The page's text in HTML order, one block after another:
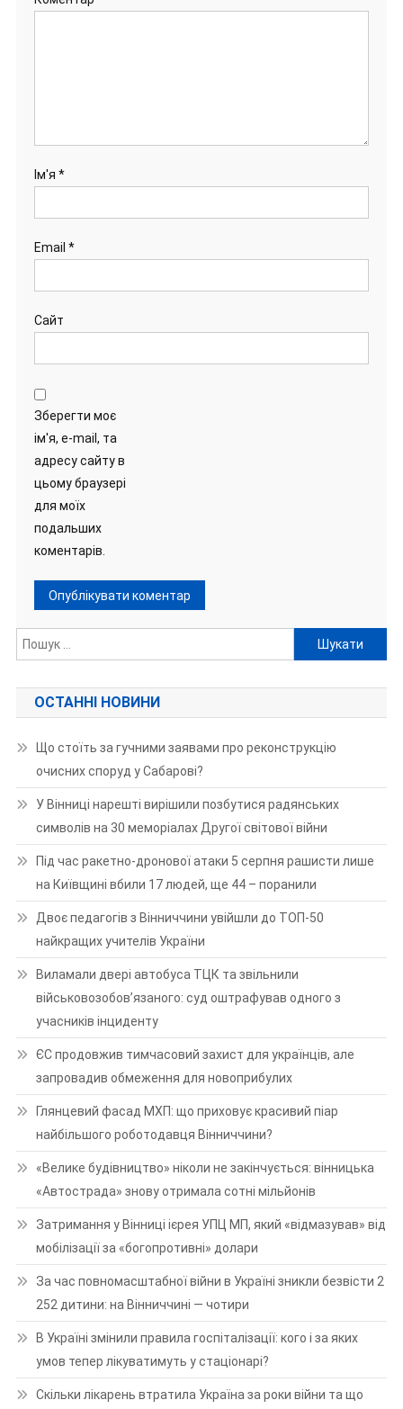
Ім'я *
Email *
Сайт
Зберегти моє
ім'я, e-mail, та
адресу сайту в
цьому браузері
для моїх
подальших
коментарів.
Пошук:
ОСТАННІ НОВИНИ
Що стоїть за гучними заявами про реконструкцію
очисних споруд у Сабарові?
У Вінниці нарешті вирішили позбутися радянських
символів на 30 меморіалах Другої світової війни
Під час ракетно-дронової атаки 5 серпня рашисти лише
на Київщині вбили 17 людей, ще 44 – поранили
Двоє педагогів з Вінниччини увійшли до ТОП-50
найкращих учителів України
Виламали двері автобуса ТЦК та звільнили
військовозобов’язаного: суд оштрафував одного з
учасників інциденту
ЄС продовжив тимчасовий захист для українців, але
запровадив обмеження для новоприбулих
Глянцевий фасад МХП: що приховує красивий піар
найбільшого роботодавця Вінниччини?
«Велике будівництво» ніколи не закінчується: вінницька
«Автострада» знову отримала сотні мільйонів
Затримання у Вінниці ієрея УПЦ МП, який «відмазував» від
мобілізації за «богопротивні» долари
За час повномасштабної війни в Україні зникли безвісти 2
252 дитини: на Вінниччині — чотири
В Україні змінили правила госпіталізації: кого і за яких
умов тепер лікуватимуть у стаціонарі?
Скільки лікарень втратила Україна за роки війни та що